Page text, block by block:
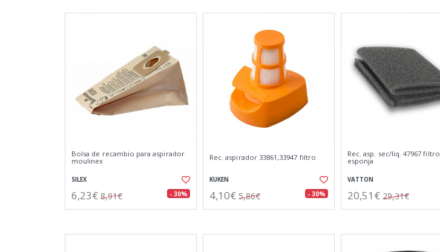
Bolsa de recambio para aspirador
moulinex
SILEX
6,23€ 8,91€ - 30%
Rec. aspirador 33861,33947 filtro
KUKEN
4,10€ 5,86€ - 30%
Rec. asp. sec/liq. 47967 filtro
esponja
VATTON
20,51€ 29,31€